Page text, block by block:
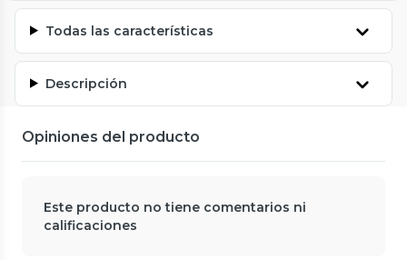
Todas las características
Descripción
Opiniones del producto
Este producto no tiene comentarios ni
calificaciones